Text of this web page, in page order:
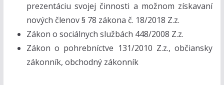
prezentáciu svojej činnosti a možnom získavaní
nových členov § 78 zákona č. 18/2018 Z.z.
Zákon o sociálnych službách 448/2008 Z.z.
Zákon o pohrebníctve 131/2010 Z.z., občiansky
zákonník, obchodný zákonník